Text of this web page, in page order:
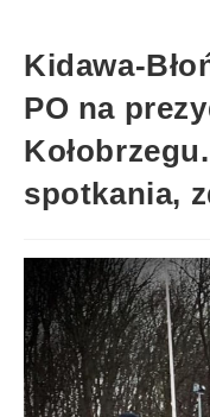
Kidawa-
PO na
spotkania,